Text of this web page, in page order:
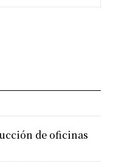
de oficinas